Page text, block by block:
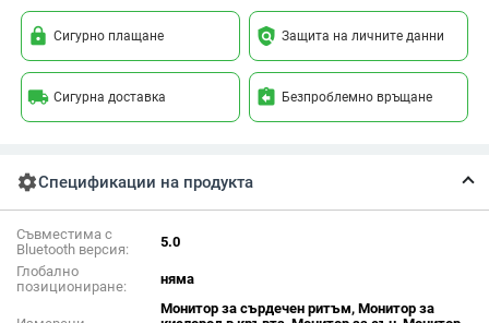
lock Сигурно плащане policy Защита на личните данни
local_shipping Сигурна доставка assignment_return Безпроблемно връщане
settingsСпецификации на продукта
Съвместима с
Bluetooth версия:
5.0
Глобално
позициониране:
няма
Монитор за сърдечен ритъм, Монитор за